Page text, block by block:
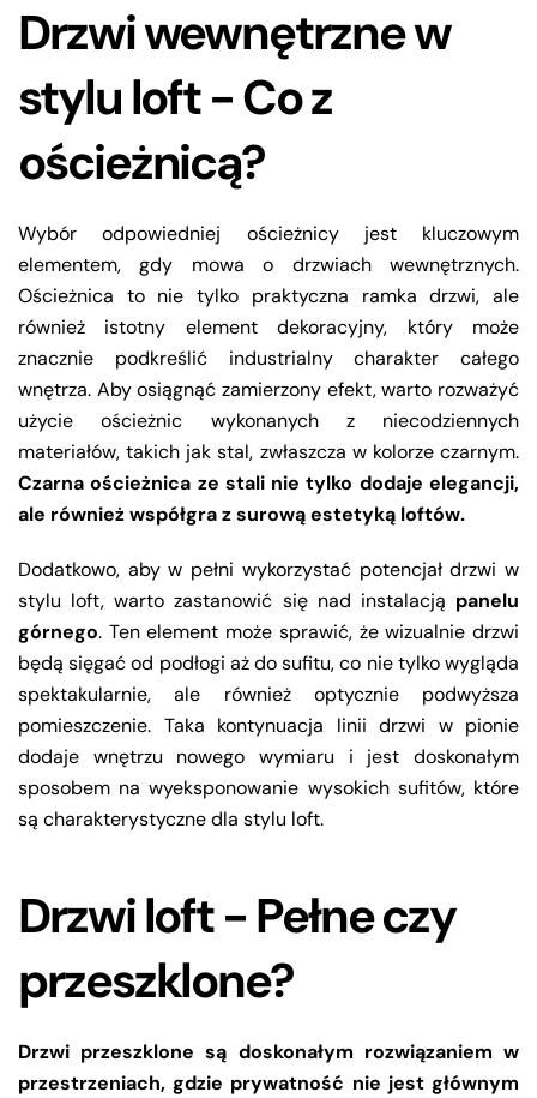
Drzwi wewnętrzne w
stylu loft - Co z
ościeżnicą?
Wybór odpowiedniej ościeżnicy jest kluczowym
elementem, gdy mowa o drzwiach wewnętrznych.
Ościeżnica to nie tylko praktyczna ramka drzwi, ale
również istotny element dekoracyjny, który może
znacznie podkreślić industrialny charakter całego
wnętrza. Aby osiągnąć zamierzony efekt, warto rozważyć
użycie ościeżnic wykonanych z niecodziennych
materiałów, takich jak stal, zwłaszcza w kolorze czarnym.
Czarna ościeżnica ze stali nie tylko dodaje elegancji,
ale również współgra z surową estetyką loftów.
Dodatkowo, aby w pełni wykorzystać potencjał drzwi w
stylu loft, warto zastanowić się nad instalacją panelu
górnego. Ten element może sprawić, że wizualnie drzwi
będą sięgać od podłogi aż do sufitu, co nie tylko wygląda
spektakularnie, ale również optycznie podwyższa
pomieszczenie. Taka kontynuacja linii drzwi w pionie
dodaje wnętrzu nowego wymiaru i jest doskonałym
sposobem na wyeksponowanie wysokich sufitów, które
są charakterystyczne dla stylu loft.
Drzwi loft - Pełne czy
przeszklone?
Drzwi przeszklone są doskonałym rozwiązaniem w
przestrzeniach, gdzie prywatność nie jest głównym